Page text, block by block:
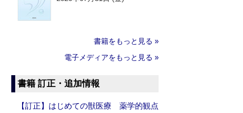
書籍をもっと見る »
電子メディアをもっと見る »
書籍 訂正・追加情報
【訂正】はじめての獣医療 薬学的観点